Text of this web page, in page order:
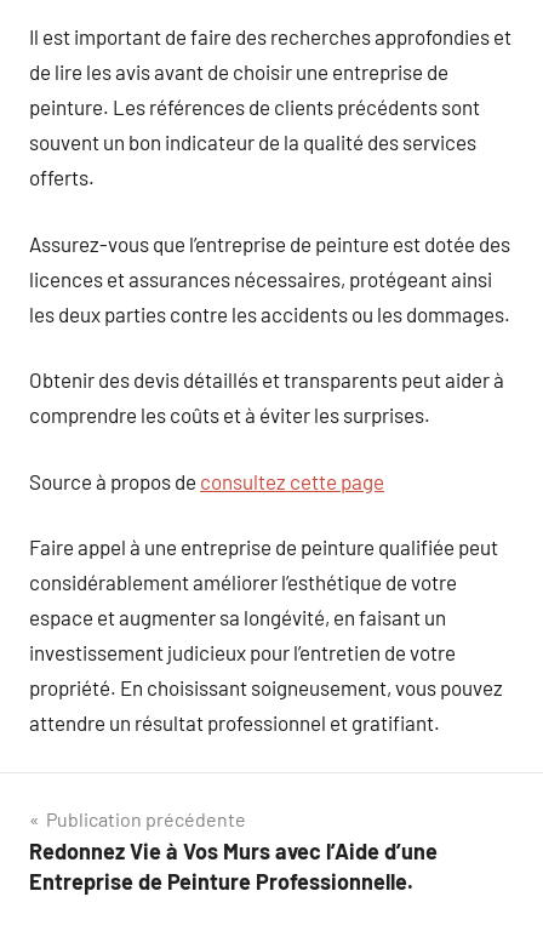
Il est important de faire des recherches approfondies et
de lire les avis avant de choisir une entreprise de
peinture. Les références de clients précédents sont
souvent un bon indicateur de la qualité des services
offerts.
Assurez-vous que l’entreprise de peinture est dotée des
licences et assurances nécessaires, protégeant ainsi
les deux parties contre les accidents ou les dommages.
Obtenir des devis détaillés et transparents peut aider à
comprendre les coûts et à éviter les surprises.
Source à propos de consultez cette page
Faire appel à une entreprise de peinture qualifiée peut
considérablement améliorer l’esthétique de votre
espace et augmenter sa longévité, en faisant un
investissement judicieux pour l’entretien de votre
propriété. En choisissant soigneusement, vous pouvez
attendre un résultat professionnel et gratifiant.
Navigation
de
Publication précédente
Redonnez Vie à Vos Murs avec l’Aide d’une
Entreprise de Peinture Professionnelle.